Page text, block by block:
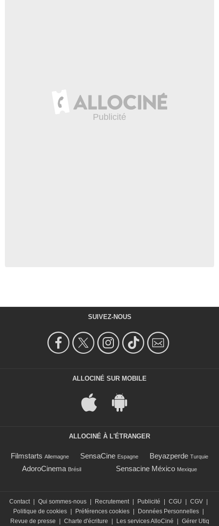
SUIVEZ-NOUS
ALLOCINÉ SUR MOBILE
ALLOCINÉ À L'ÉTRANGER
Filmstarts Allemagne SensaCine Espagne Beyazperde Turquie
AdoroCinema Brésil Sensacine México Mexique
Contact Qui sommes-nous Recrutement Publicité CGU CGV
Politique de cookies
Préférences cookies Données Personnelles
Revue de presse
Charte d'écriture Les services AlloCiné Gérer Utiq